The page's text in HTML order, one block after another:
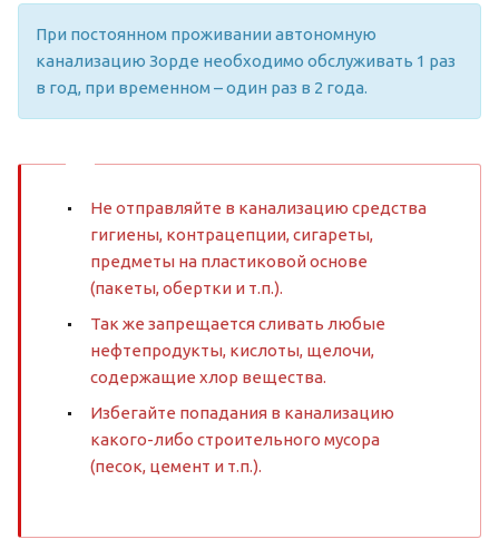
При постоянном проживании автономную
канализацию Зорде необходимо обслуживать 1 раз
в год, при временном – один раз в 2 года.
Не отправляйте в канализацию средства
гигиены, контрацепции, сигареты,
предметы на пластиковой основе
(пакеты, обертки и т.п.).
Так же запрещается сливать любые
нефтепродукты, кислоты, щелочи,
содержащие хлор вещества.
Избегайте попадания в канализацию
какого-либо строительного мусора
(песок, цемент и т.п.).